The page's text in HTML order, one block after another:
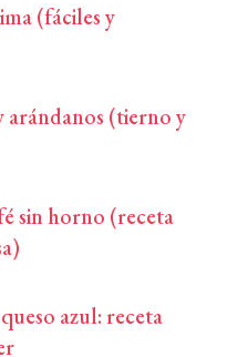
(fáciles y
arándanos (tierno y
sin horno (receta
azul: receta